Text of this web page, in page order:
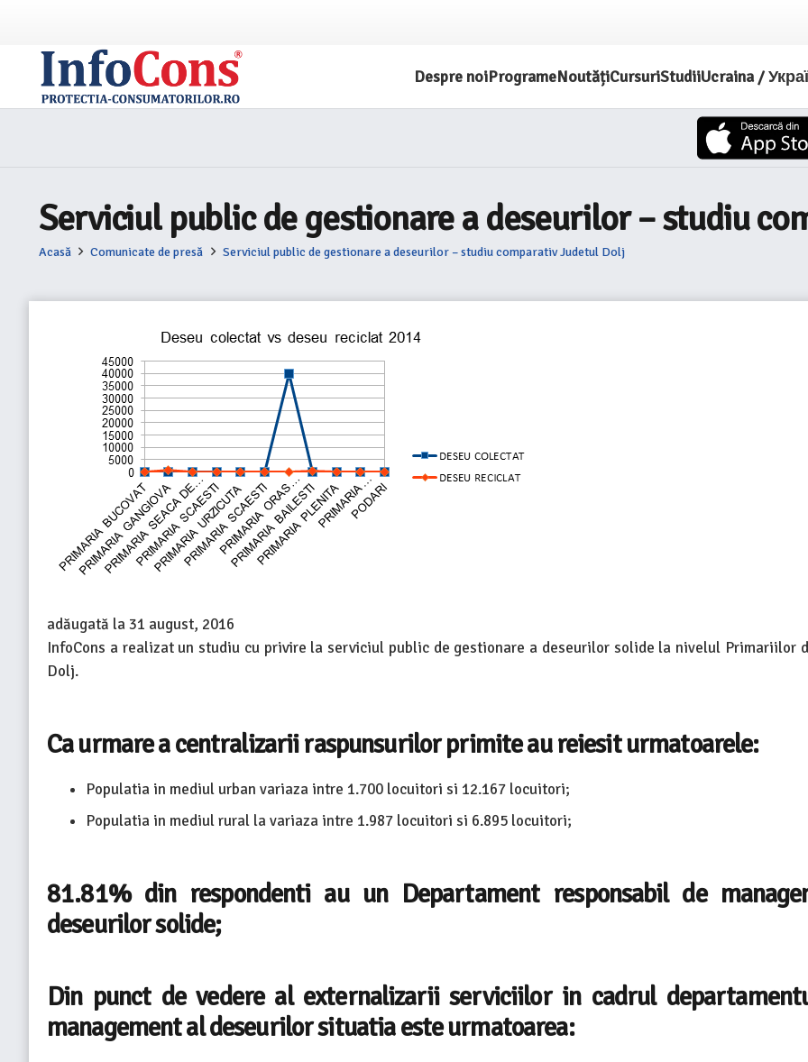
Despre noiProgrameNoutățiCursuriStudiiUcraina /
Serviciul public de gestionare a deseurilor – studiu
Acasă Comunicate de presă Serviciul public de gestionare a deseurilor – studiu comparativ Judetul Dolj
adăugată la 31 august, 2016
InfoCons a realizat un studiu cu privire la serviciul public de gestionare a deseurilor solide la nivelul Primariilor
Dolj.
Ca urmare a centralizarii raspunsurilor primite au reiesit urmatoarele:
Populatia in mediul urban variaza intre 1.700 locuitori si 12.167 locuitori;
Populatia in mediul rural la variaza intre 1.987 locuitori si 6.895 locuitori;
81.81% din respondenti au un Departament responsabil de
deseurilor solide;
Din punct de vedere al externalizarii serviciilor in cadrul
management al deseurilor situatia este urmatoarea: